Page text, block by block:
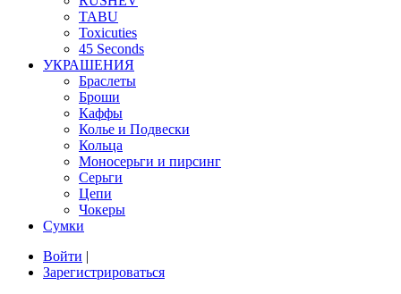
TABU
Toxicuties
45 Seconds
УКРАШЕНИЯ
Браслеты
Броши
Каффы
Колье и Подвески
Кольца
Моносерьги и пирсинг
Серьги
Цепи
Чокеры
Сумки
Войти |
Зарегистрироваться